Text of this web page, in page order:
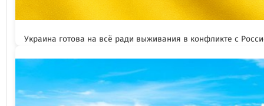
Украина готова на всё ради выживания в конфликте с